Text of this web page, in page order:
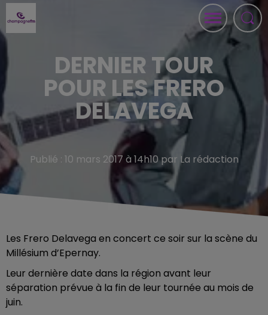
DERNIER TOUR
POUR LES FRERO
DELAVEGA
Publié : 10 mars 2017 à 14h10 par La rédaction
Les Frero Delavega en concert ce soir sur la scène du
Millésium d’Epernay.
Leur dernière date dans la région avant leur
séparation prévue à la fin de leur tournée au mois de
juin.